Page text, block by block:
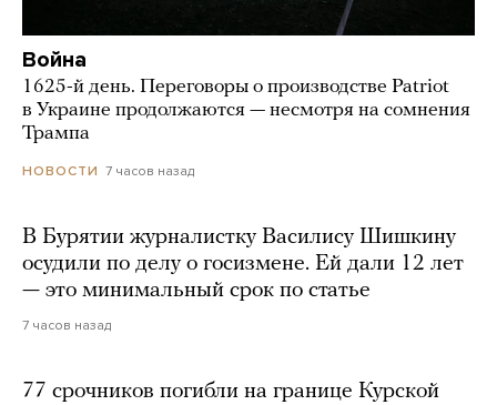
Война
1625-й день. Переговоры о производстве Patriot
в Украине продолжаются — несмотря на сомнения
Трампа
НОВОСТИ 7 часов назад
В Бурятии журналистку Василису Шишкину
осудили по делу о госизмене. Ей дали 12 лет
— это минимальный срок по статье
7 часов назад
77 срочников погибли на границе Курской